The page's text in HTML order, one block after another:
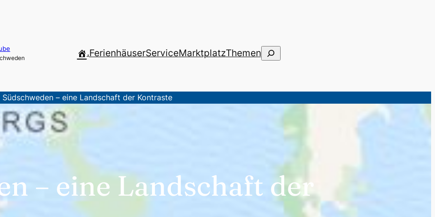
.FerienhäuserServiceMarktplatzThemenSuchen
Südschweden – eine Landschaft der Kontraste
– eine Landschaft der